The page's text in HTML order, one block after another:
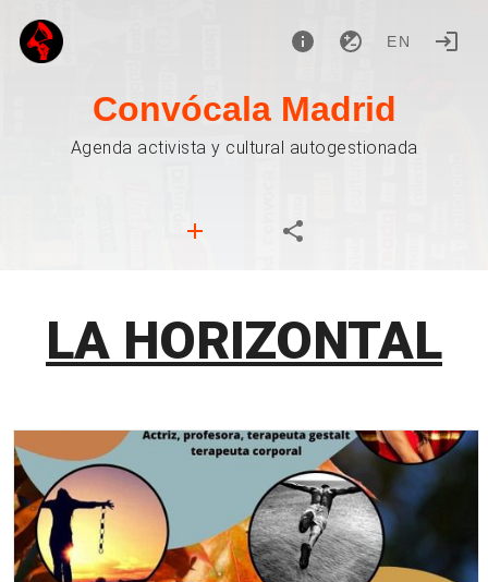
EN
Convócala Madrid
Agenda activista y cultural autogestionada
LA HORIZONTAL